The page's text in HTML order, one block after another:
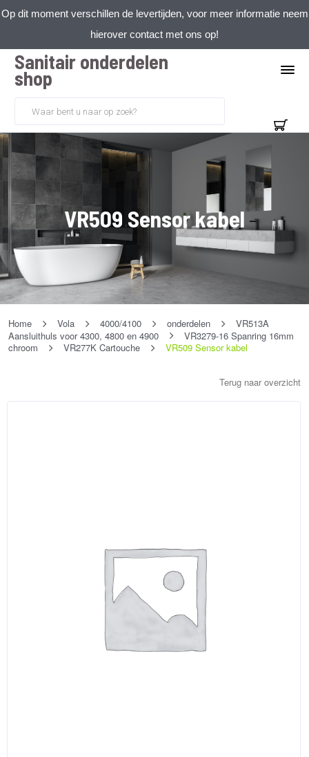
Op dit moment verschillen de levertijden, voor meer informatie neem
hierover contact met ons op!
Sanitair onderdelen
shop
VR509 Sensor kabel
Home Vola 4000/4100 onderdelen
VR513A
Aansluithuls voor 4300, 4800 en 4900
VR3279-16 Spanring 16mm
chroom
VR277K Cartouche VR509 Sensor kabel
Terug naar overzicht